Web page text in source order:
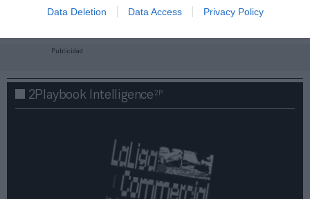
Data Deletion Data Access Privacy Policy
y eventos para Socios!​​​​​​​
Publicidad
2Playbook Intelligence2P